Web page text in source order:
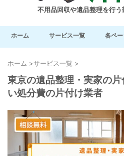
不用品回収や遺品整理を行
ホーム サービス一覧 各ペ
ホーム >サービス一覧 >
東京の遺品整理・実家の
い処分費の片付け業者